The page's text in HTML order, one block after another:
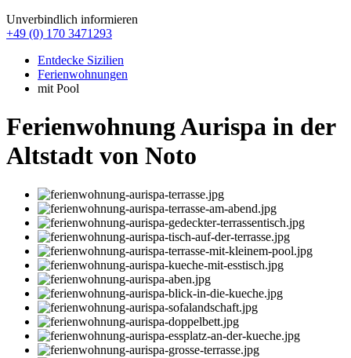
Unverbindlich informieren
+49 (0) 170 3471293
Entdecke Sizilien
Ferienwohnungen
mit Pool
Ferienwohnung Aurispa in der
Altstadt von Noto